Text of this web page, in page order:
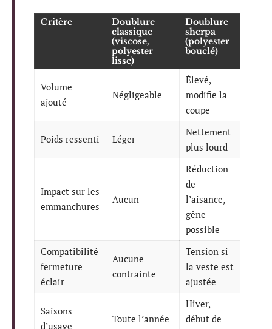
Critère
Doublure
classique
(viscose,
polyester
lisse)
Doublure
sherpa
(polyester
bouclé)
Volume
ajouté
Négligeable
Élevé,
modifie la
coupe
Poids ressenti Léger
Nettement
plus lourd
Impact sur les
emmanchures
Aucun
Réduction
de
l’aisance,
gêne
possible
Compatibilité
fermeture
éclair
Aucune
contrainte
Tension si
la veste est
ajustée
Saisons
d’usage
Toute l’année
Hiver,
début de